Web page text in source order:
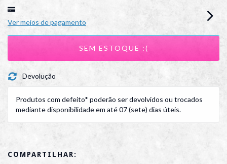
Ver meios de pagamento
Devolução
Produtos com defeito* poderão ser devolvidos ou trocados
mediante disponibilidade em até 07 (sete) dias úteis.
COMPARTILHAR: